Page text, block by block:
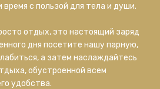
с пользой для тела и души.
отдых, это настоящий заряд
дня посетите нашу парную,
а затем наслаждайтесь
обустроенной всем
удобства.